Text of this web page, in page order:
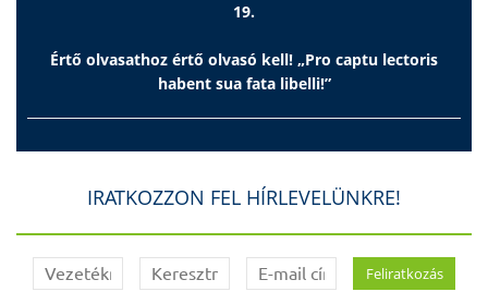
19.
Értő olvasathoz értő olvasó kell! „Pro captu lectoris
habent sua fata libelli!”
IRATKOZZON FEL HÍRLEVELÜNKRE!